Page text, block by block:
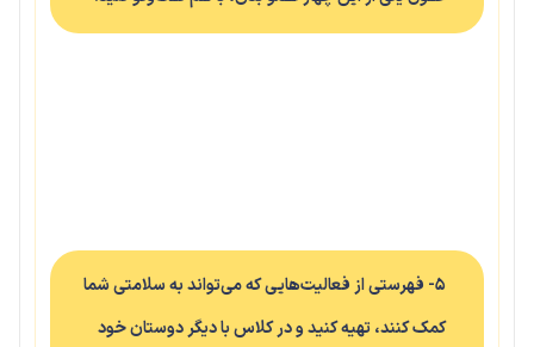
۵- فهرستی از فعالیت‌هایی که می‌تواند به سلامتی شما
کمک کنند، تهیه کنید و در کلاس با دیگر دوستان خود